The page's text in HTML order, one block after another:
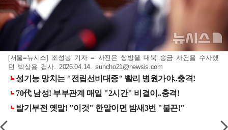
[서울=뉴시스] 조성봉 기자 = 사진은 쌍방울 대북 송금 사건을 수사했
던 박상용 검사. 2026.04.14.suncho21@newsis.com